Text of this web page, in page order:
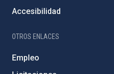
Accesibilidad
OTROS ENLACES
Empleo